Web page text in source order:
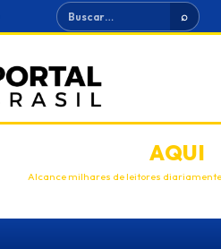
Buscar ⌕
ANUNCIEAQUI
Alcance milhares de leitores diariamente